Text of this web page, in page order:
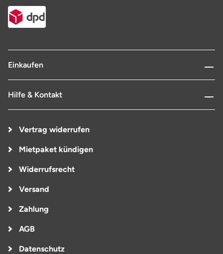
Einkaufen
Hilfe & Kontakt
Vertrag widerrufen
Mietpaket kündigen
Widerrufsrecht
Versand
Zahlung
AGB
Datenschutz